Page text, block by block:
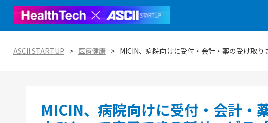
ViennaUP、オースト
の分散型スタートアッ
社会実装に向けた研究
オープンイノベーショ
実践ガイド 教育
ASCII STARTUP 医療健康 MICIN、病院向けに受付・会計・薬の受け取
MICIN、病院向けに受付・会計・